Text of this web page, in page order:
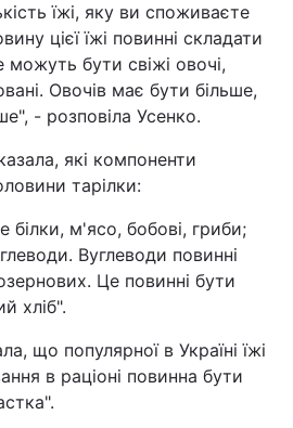
їжі, яку ви споживаєте
цієї їжі повинні складати
бути свіжі овочі,
Овочів має бути більше,
- розповіла Усенко.
які компоненти
тарілки:
білки, м'ясо, бобові, гриби;
Вуглеводи повинні
Це повинні бути
хліб".
що популярної в Україні їжі
в раціоні повинна бути